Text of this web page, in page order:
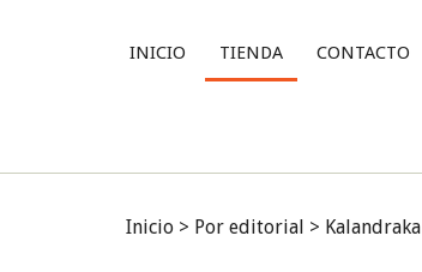
INICIO TIENDA CONTACTO
Inicio > Por editorial > Kalandraka